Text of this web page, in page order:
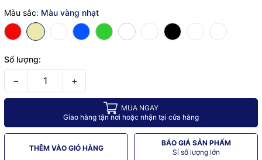
Màu sắc: Màu vàng nhạt
Số lượng:
− +
MUA NGAY
Giao hàng tận nơi hoặc nhận tại cửa hàng
THÊM VÀO GIỎ HÀNG
BÁO GIÁ SẢN PHẨM
Sỉ số lượng lớn